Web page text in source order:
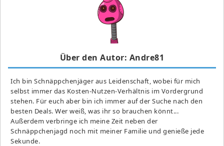
Über den Autor: Andre81
Ich bin Schnäppchenjäger aus Leidenschaft, wobei für mich
selbst immer das Kosten-Nutzen-Verhältnis im Vordergrund
stehen. Für euch aber bin ich immer auf der Suche nach den
besten Deals. Wer weiß, was ihr so brauchen könnt...
Außerdem verbringe ich meine Zeit neben der
Schnäppchenjagd noch mit meiner Familie und genieße jede
Sekunde.